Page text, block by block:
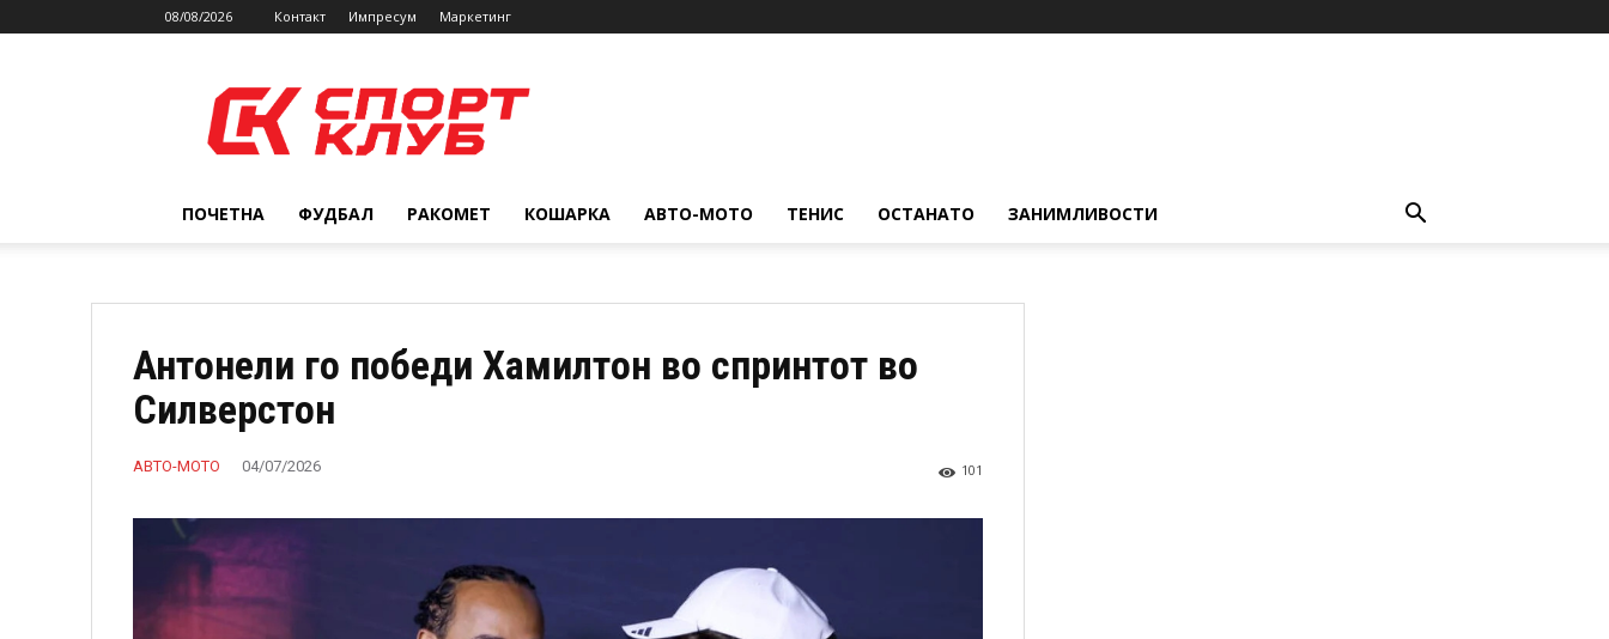
08/08/2026 Контакт Импресум Маркетинг
ПОЧЕТНА ФУДБАЛ РАКОМЕТ КОШАРКА АВТО-МОТО ТЕНИС ОСТАНАТО ЗАНИМЛИВОСТИ
Антонели го победи Хамилтон во спринтот во
Силверстон
АВТО-МОТО 04/07/2026 101